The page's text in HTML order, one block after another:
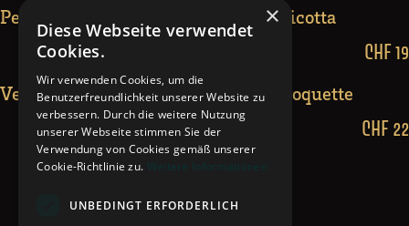
Petits plats colorés au raifort et à la ricotta
CHF 19
Veau aux poires, au pecorino et à la roquette
CHF 22
×
Diese Webseite verwendet
Cookies.
Wir verwenden Cookies, um die
Benutzerfreundlichkeit unserer Website zu
verbessern. Durch die weitere Nutzung
unserer Webseite stimmen Sie der
Verwendung von Cookies gemäß unserer
Cookie-Richtlinie zu. Weitere Informationen
UNBEDINGT ERFORDERLICH